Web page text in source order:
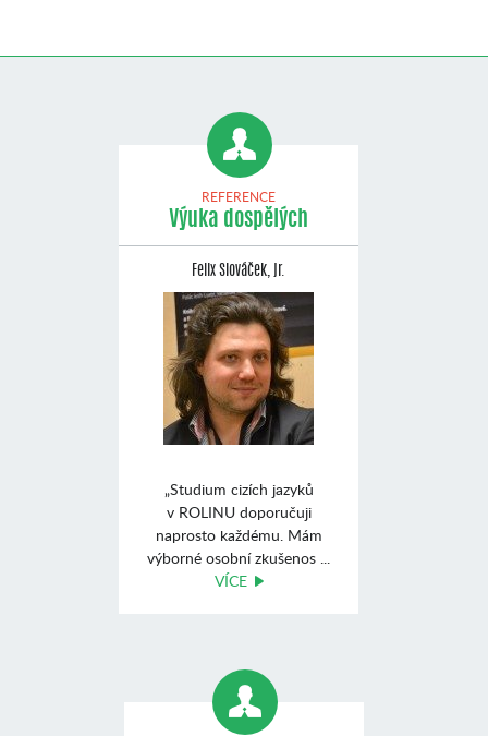
REFERENCE
Výuka dospělých
Felix Slováček, jr.
„Studium cizích jazyků
v ROLINU doporučuji
naprosto každému. Mám
výborné osobní zkušenos ...
VÍCE